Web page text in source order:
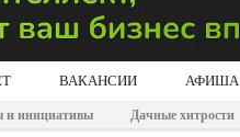
ВАКАНСИИ АФИША
и инициативы Дачные хитрости